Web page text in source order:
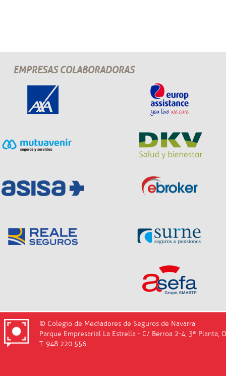
EMPRESAS COLABORADORAS
© Colegio de Mediadores de Seguros de Navarra
Parque Empresarial La Estrella - C/ Berroa 2-4, 3ª Planta,
T. 948 220 556